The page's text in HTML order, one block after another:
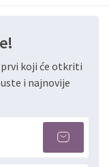
koji će otkriti
i najnovije